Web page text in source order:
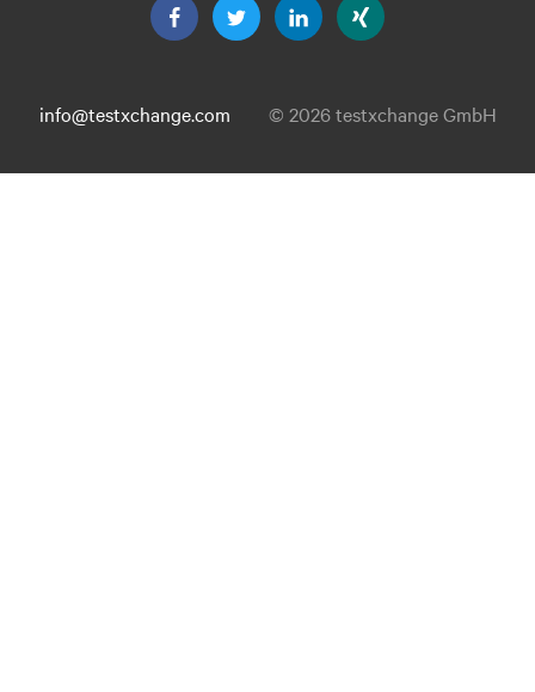
info@testxchange.com © 2026 testxchange GmbH